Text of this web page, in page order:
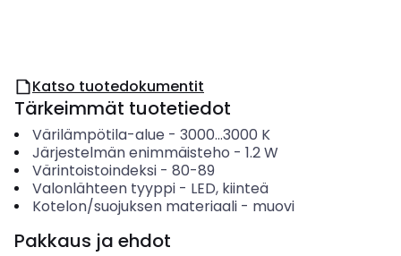
Katso tuotedokumentit
Tärkeimmät tuotetiedot
Värilämpötila-alue - 3000...3000 K
Järjestelmän enimmäisteho - 1.2W
Värintoistoindeksi- 80-89
Valonlähteen tyyppi- LED, kiinteä
Kotelon/suojuksen materiaali- muovi
Pakkaus ja ehdot